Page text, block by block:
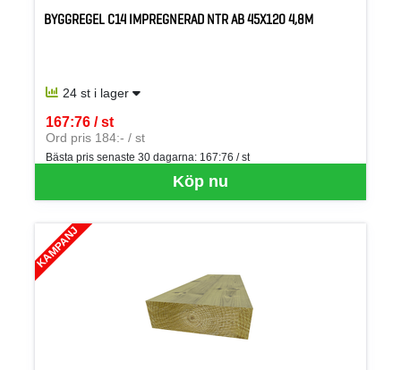
BYGGREGEL C14 IMPREGNERAD NTR AB 45X120 4,8M
24 st i lager
Köp nu
167:76 / st
SEK per ST
Ord pris 184:- / st
Bästa pris senaste 30 dagarna: 167:76 / st
KAMPANJ